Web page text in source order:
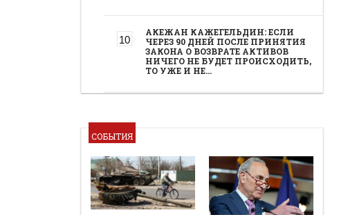
АКЕЖАН КАЖЕГЕЛЬДИН: ЕСЛИ
ЧЕРЕЗ 90 ДНЕЙ ПОСЛЕ ПРИНЯТИЯ
ЗАКОНА О ВОЗВРАТЕ АКТИВОВ
НИЧЕГО НЕ БУДЕТ ПРОИСХОДИТЬ,
ТО УЖЕ И НЕ…
СОБЫТИЯ